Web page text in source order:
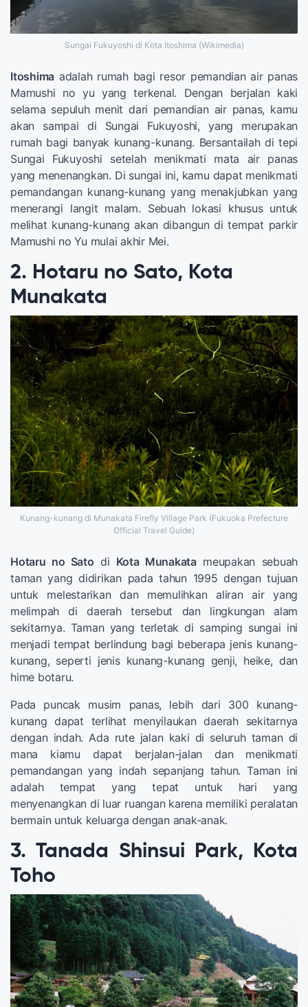
Sungai Fukuyoshi di Kota Itoshima (Wikimedia)
Itoshima adalah rumah bagi resor pemandian air panas
Mamushi no yu yang terkenal. Dengan berjalan kaki
selama sepuluh menit dari pemandian air panas, kamu
akan sampai di Sungai Fukuyoshi, yang merupakan
rumah bagi banyak kunang-kunang. Bersantailah di tepi
Sungai Fukuyoshi setelah menikmati mata air panas
yang menenangkan. Di sungai ini, kamu dapat menikmati
pemandangan kunang-kunang yang menakjubkan yang
menerangi langit malam. Sebuah lokasi khusus untuk
melihat kunang-kunang akan dibangun di tempat parkir
Mamushi no Yu mulai akhir Mei.
2. Hotaru no Sato, Kota
Munakata
Kunang-kunang di Munakata Firefly Village Park (Fukuoka Prefecture
Official Travel Guide)
Hotaru no Sato di Kota Munakatameupakan sebuah
taman yang didirikan pada tahun 1995 dengan tujuan
untuk melestarikan dan memulihkan aliran air yang
melimpah di daerah tersebut dan lingkungan alam
sekitarnya. Taman yang terletak di samping sungai ini
menjadi tempat berlindung bagi beberapa jenis kunang-
kunang, seperti jenis kunang-kunang genji, heike, dan
hime botaru.
Pada puncak musim panas, lebih dari 300 kunang-
kunang dapat terlihat menyilaukan daerah sekitarnya
dengan indah. Ada rute jalan kaki di seluruh taman di
mana kiamu dapat berjalan-jalan dan menikmati
pemandangan yang indah sepanjang tahun. Taman ini
adalah tempat yang tepat untuk hari yang
menyenangkan di luar ruangan karena memiliki peralatan
bermain untuk keluarga dengan anak-anak.
3. Tanada Shinsui Park, Kota
Toho